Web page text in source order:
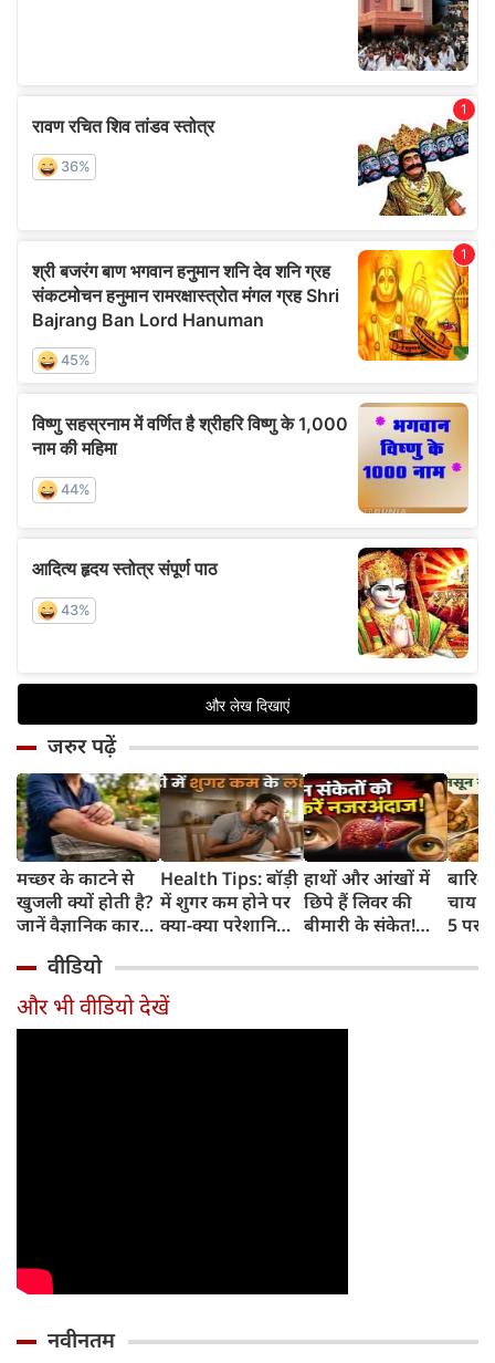
जरुर पढ़ें
मच्छर के काटने से
खुजली क्यों होती है?
जानें वैज्ञानिक कारण
Health Tips: बॉड़ी
में शुगर कम होने पर
क्या-क्या परेशानियां
बातें
हाथों और आंखों में
छिपे हैं लिवर की
बीमारी के संकेत!
नजरअंदाज
चाय
5
वीडियो
और भी वीडियो देखें
नवीनतम